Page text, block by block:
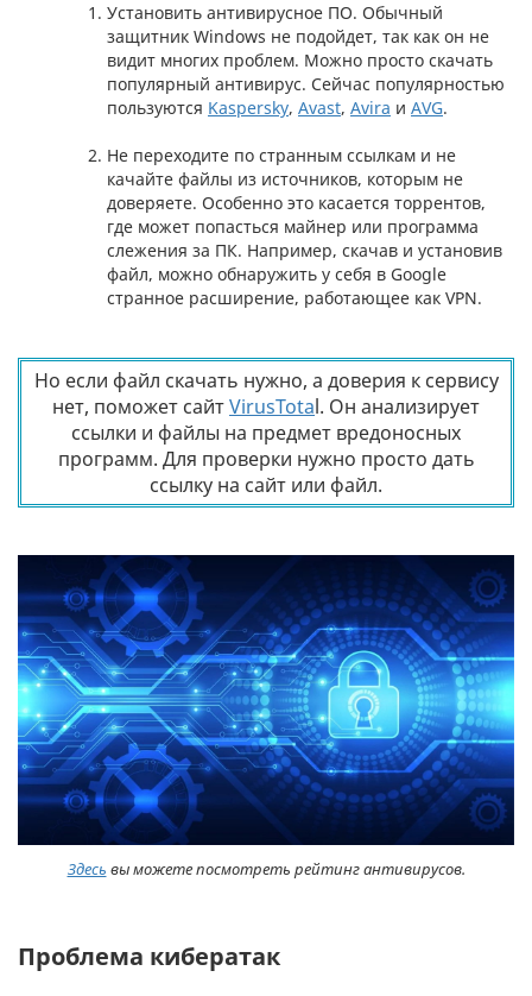
Установить антивирусное ПО. Обычный
защитник Windows не подойдет, так как он не
видит многих проблем. Можно просто скачать
популярный антивирус. Сейчас популярностью
пользуются Kaspersky, Avast, Avira и AVG.
Не переходите по странным ссылкам и не
качайте файлы из источников, которым не
доверяете. Особенно это касается торрентов,
где может попасться майнер или программа
слежения за ПК. Например, скачав и установив
файл, можно обнаружить у себя в Google
странное расширение, работающее как VPN.
Но если файл скачать нужно, а доверия к сервису
нет, поможет сайтVirusTotal. Он анализирует
ссылки и файлы на предмет вредоносных
программ. Для проверки нужно просто дать
ссылку на сайт или файл.
Здесь вы можете посмотреть рейтинг антивирусов.
Проблема кибератак